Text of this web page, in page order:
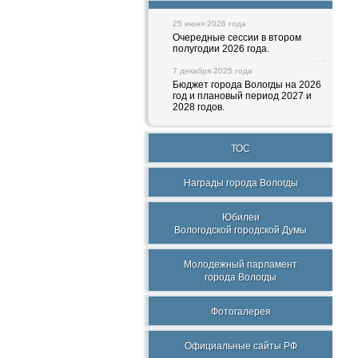
25 июня 2026 года
Очередные сессии в втором
полугодии 2026 года.
7 декабря 2025 года
Бюджет города Вологды на 2026
год и плановый период 2027 и
2028 годов.
ТОС
Награды города Вологды
Юбилеи
Вологодской городской Думы
Молодежный парламент
города Вологды
Фотогалерея
Официальные сайты РФ